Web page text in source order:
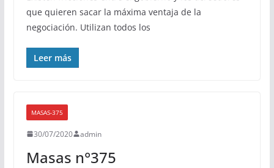
que quieren sacar la máxima ventaja de la
negociación. Utilizan todos los
Leer más
MASAS-375
30/07/2020 admin
Masas n°375